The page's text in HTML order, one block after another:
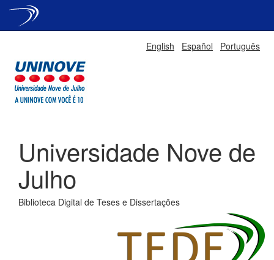
English Español Português
Universidade Nove de
Julho
Biblioteca Digital de Teses e Dissertações